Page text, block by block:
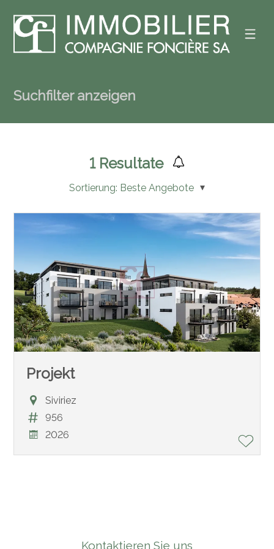
Suchfilter anzeigen
1Resultate
Sortierung: Beste Angebote
Projekt
Siviriez
956
2026
Kontaktieren Sie uns